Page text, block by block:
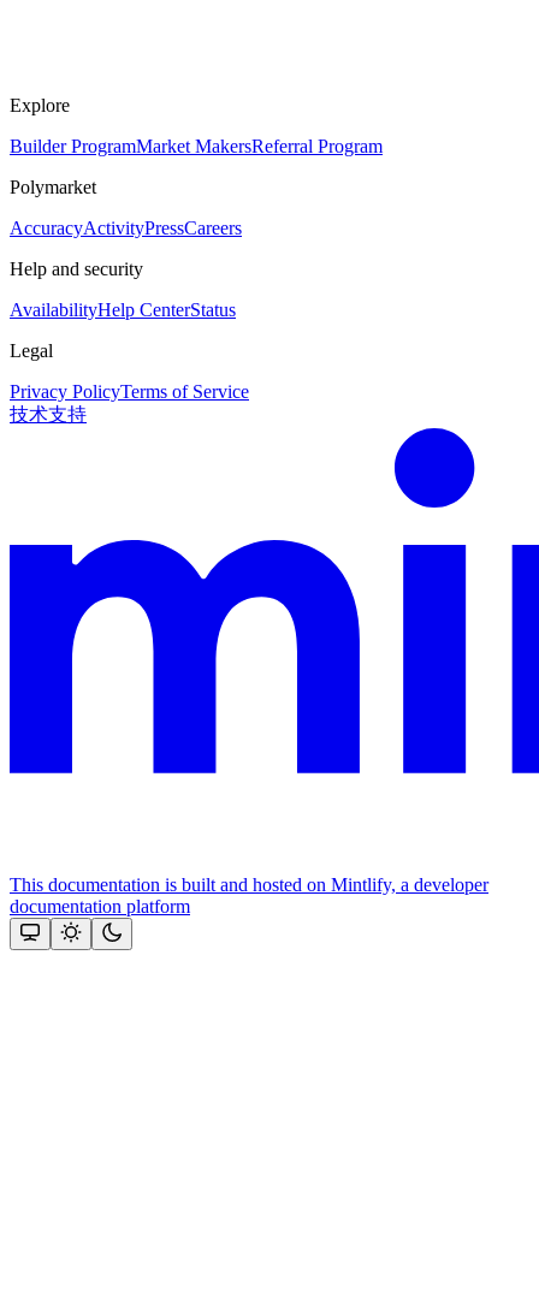
Explore
Builder ProgramMarket MakersReferral Program
Polymarket
AccuracyActivityPressCareers
Help and security
AvailabilityHelp CenterStatus
Legal
Privacy PolicyTerms of Service
技术支持
This documentation is built and hosted on Mintlify, a developer
documentation platform